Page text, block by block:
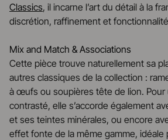
Classics, il incarne l’art du détail à la
discrétion, raffinement et
Mix and Match & Associations
Cette pièce trouve naturellement sa
autres classiques de la collection :
à œufs ou soupières tête de lion. Pour
contrasté, elle s’accorde également
et ses teintes minérales, ou encore
effet fonte de la même gamme, idéale